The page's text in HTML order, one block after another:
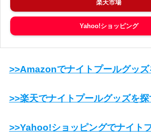
楽天市場
Yahoo!ショッピング
>>Amazonでナイトプールグッズ
>>楽天でナイトプールグッズを探
>>Yahoo!ショッピングでナイト